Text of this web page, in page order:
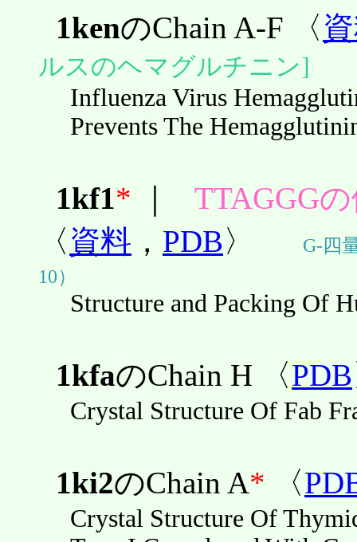
1kenのChain A-F 〈
ルスのヘマグルチニン]
Influenza Virus
Prevents The
1kf1*
TTAGGG
〈 資料 ， PDB〉
G-四
10）
Structure and Packing Of
1kfaのChain H 〈PDB
Crystal Structure Of Fab
1ki2のChain A* 〈
Crystal Structure Of